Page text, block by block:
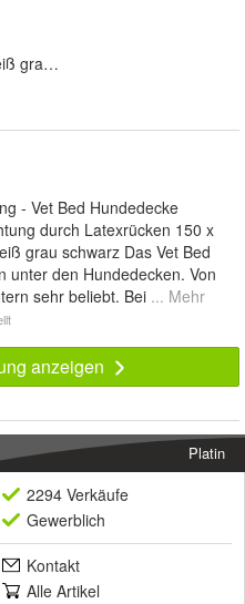
grau schwarz
- Vet Bed Hundedecke
durch Latexrücken 150 x
grau schwarz Das Vet Bed
unter den Hundedecken. Von
sehr beliebt. Bei ... Mehr
anzeigen
Platin
2294 Verkäufe
Gewerblich
Kontakt
Alle Artikel